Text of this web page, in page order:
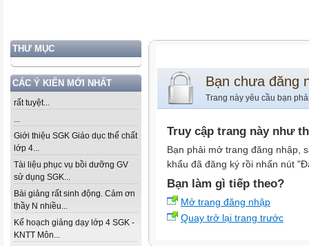
THƯ MỤC
CÁC Ý KIẾN MỚI NHẤT
rất tuyệt...
...
Giới thiệu SGK Giáo dục thể chất
lớp 4...
Tài liệu phục vụ bồi dưỡng GV
sử dụng SGK...
Bài giảng rất sinh động. Cảm ơn
thầy N nhiều...
Kế hoạch giảng dạy lớp 4 SGK -
KNTT Môn...
Bạn chưa đăng
Trang này yêu cầu bạn
Truy cập trang này như
Bạn phải mở trang đăng nhập,
khẩu đã đăng ký rồi nhấn nút
Bạn làm gì tiếp theo?
Mở trang đăng nhập
Quay trở lại trang trước